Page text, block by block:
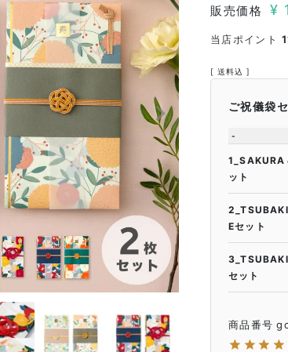
販売価格 ¥
当店ポイント
送料込
ご祝儀袋
-
1_SAKURA
ット
Eセット
セット
商品番号